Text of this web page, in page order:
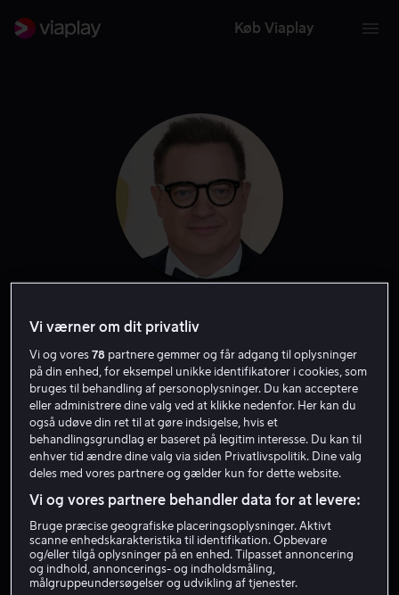
Køb Viaplay
Brendan Fraser
Filmproducent Skuespiller Gæst
Fra 59 kr Fra 49 kr
Vi værner om dit privatliv
Vi og vores78 partnere gemmer og får adgang til oplysninger
på din enhed, for eksempel unikke identifikatorer i cookies, som
bruges til behandling af personoplysninger. Du kan acceptere
eller administrere dine valg ved at klikke nedenfor. Her kan du
også udøve din ret til at gøre indsigelse, hvis et
behandlingsgrundlag er baseret på legitim interesse. Du kan til
enhver tid ændre dine valg via siden Privatlivspolitik. Dine valg
deles med vores partnere og gælder kun for dette website.
Vi og vores partnere behandler data for at levere:
Bruge præcise geografiske placeringsoplysninger. Aktivt
scanne enhedskarakteristika til identifikation. Opbevare
og/eller tilgå oplysninger på en enhed. Tilpasset annoncering
og indhold, annoncerings- og indholdsmåling,
målgruppeundersøgelser og udvikling af tjenester.